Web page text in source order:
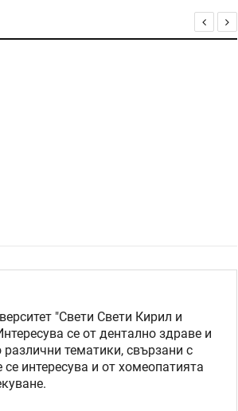
"Свети Свети Кирил и
се от дентално здраве и
тематики, свързани с
интересува и от хомеопатията